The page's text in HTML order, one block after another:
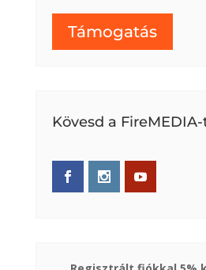
Támogatás
Kövesd a FireMEDIA-